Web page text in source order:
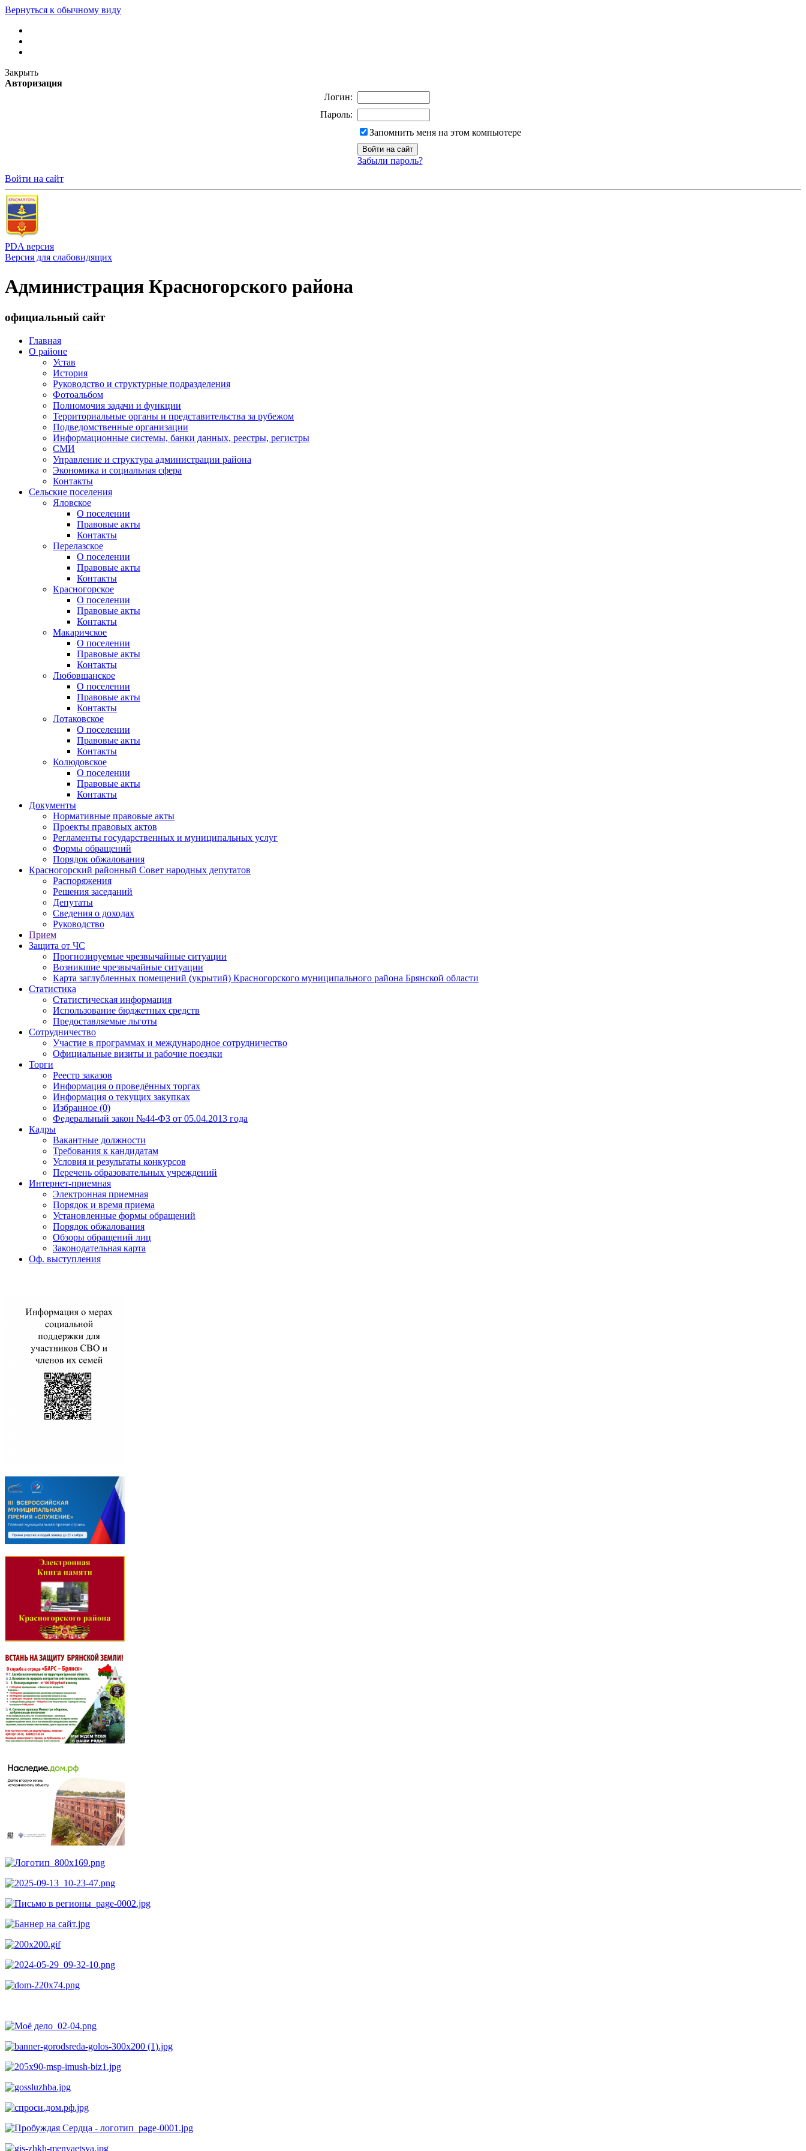
Вернуться к обычному виду
Закрыть
Авторизация
Логин:
Пароль:
Запомнить меня на этом компьютере
Забыли пароль?
Войти на сайт
PDA версия
Версия для слабовидящих
Администрация Красногорского района
официальный сайт
Главная
О районе
Устав
История
Руководство и структурные подразделения
Фотоальбом
Полномочия задачи и функции
Территориальные органы и представительства за рубежом
Подведомственные организации
Информационные системы, банки данных, реестры, регистры
СМИ
Управление и структура администрации района
Экономика и социальная сфера
Контакты
Сельские поселения
Яловское
О поселении
Правовые акты
Контакты
Перелазское
О поселении
Правовые акты
Контакты
Красногорское
О поселении
Правовые акты
Контакты
Макаричское
О поселении
Правовые акты
Контакты
Любовшанское
О поселении
Правовые акты
Контакты
Лотаковское
О поселении
Правовые акты
Контакты
Колюдовское
О поселении
Правовые акты
Контакты
Документы
Нормативные правовые акты
Проекты правовых актов
Регламенты государственных и муниципальных услуг
Формы обращений
Порядок обжалования
Красногорский районный Совет народных депутатов
Распоряжения
Решения заседаний
Депутаты
Сведения о доходах
Руководство
Прием
Защита от ЧС
Прогнозируемые чрезвычайные ситуации
Возникшие чрезвычайные ситуации
Карта заглубленных помещений (укрытий) Красногорского муниципального района Брянской области
Статистика
Статистическая информация
Использование бюджетных средств
Предоставляемые льготы
Сотрудничество
Участие в программах и международное сотрудничество
Официальные визиты и рабочие поездки
Торги
Реестр заказов
Информация о проведённых торгах
Информация о текущих закупках
Избранное (0)
Федеральный закон №44-ФЗ от 05.04.2013 года
Кадры
Вакантные должности
Требования к кандидатам
Условия и результаты конкурсов
Перечень образовательных учреждений
Интернет-приемная
Электронная приемная
Порядок и время приема
Установленные формы обращений
Порядок обжалования
Обзоры обращений лиц
Законодательная карта
Оф. выступления